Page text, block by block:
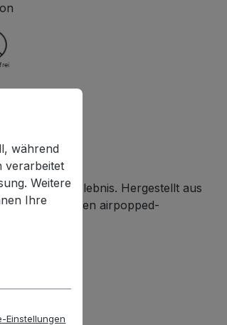
Hergestellt aus
fettreduzierten airpopped-
während
verarbeitet
Weitere
Ihre
Einstellungen